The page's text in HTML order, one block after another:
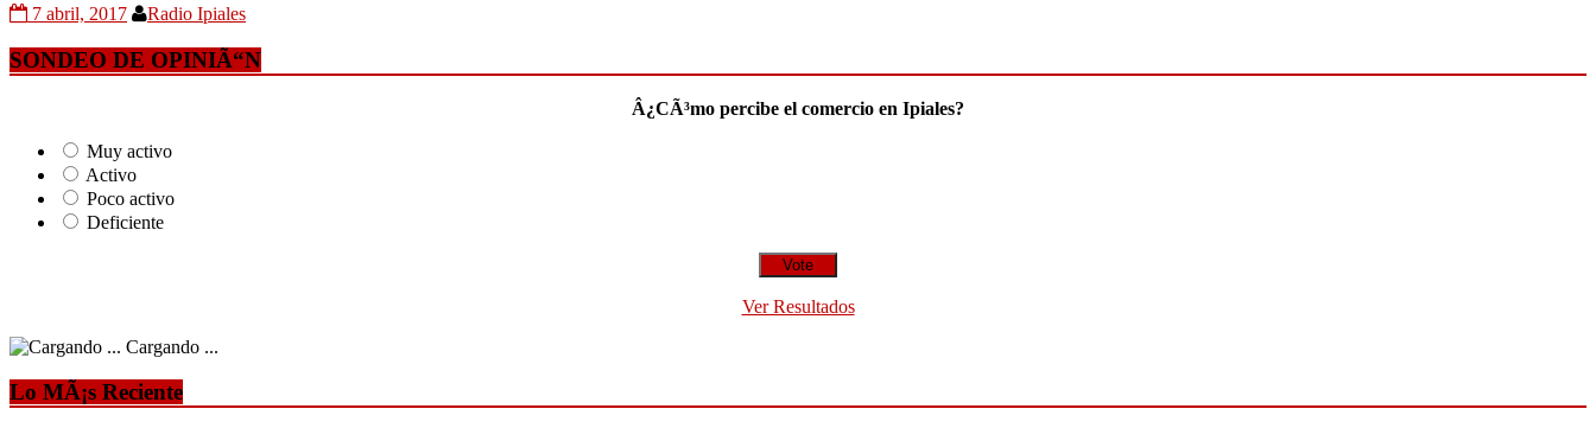
7 abril, 2017 Radio Ipiales
SONDEO DE OPINIÃ“N
Â¿CÃ³mo percibe el comercio en Ipiales?
Muy activo
Activo
Poco activo
Deficiente
Ver Resultados
Cargando ...
Lo MÃ¡s Reciente